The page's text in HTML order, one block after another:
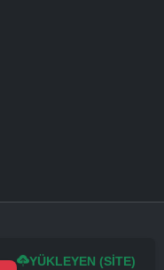
YÜKLEYEN (SITE)